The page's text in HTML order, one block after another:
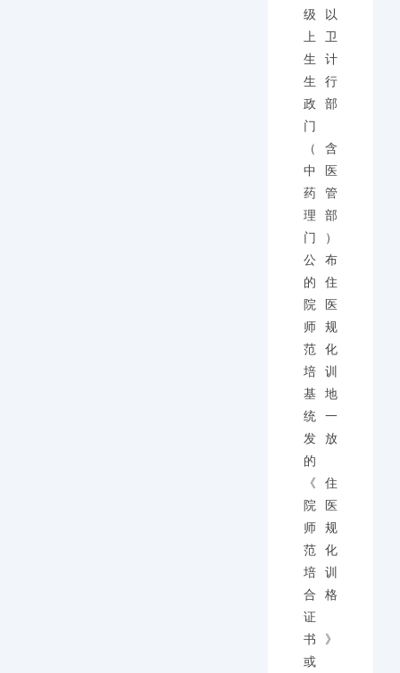
级以
上卫
生计
生行
政部
门
（含
中医
药管
理部
门）
公布
的住
院医
师规
范化
培训
基地
统一
发放
的
《住
院医
师规
范化
培训
合格
证
书》
或